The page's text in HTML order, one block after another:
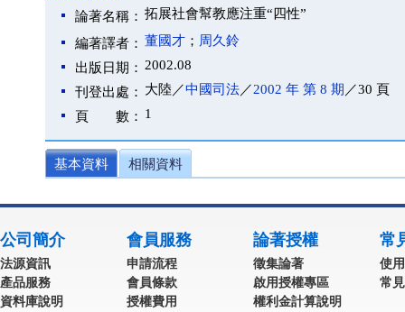
論著名稱： 拓展社會幫教應注重“四性”
編著譯者： 董國才 ； 周久鈴
出版日期： 2002.08
刊登出處： 大陸／中國司法／2002 年 第 8 期 ／30 頁
頁 數： 1
基本資料 相關資料
公司簡介
法源資訊
產品服務
資料庫說明
會員服務
申請流程
會員條款
授權費用
論著授權
徵集論著
啟用授權專區
權利金計算說明
常
使
常